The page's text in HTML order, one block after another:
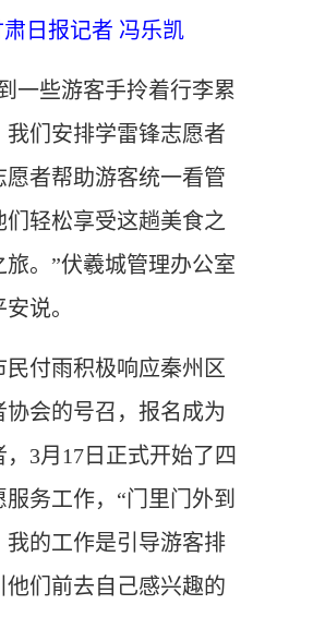
肃日报记者 冯乐凯
些游客手拎着行李累
我们安排学雷锋志愿者
愿者帮助游客统一看管
们轻松享受这趟美食之
旅。”伏羲城管理办公室
说。
付雨积极响应秦州区
协会的号召，报名成为
3月17日正式开始了四
务工作，“门里门外到
我的工作是引导游客排
他们前去自己感兴趣的